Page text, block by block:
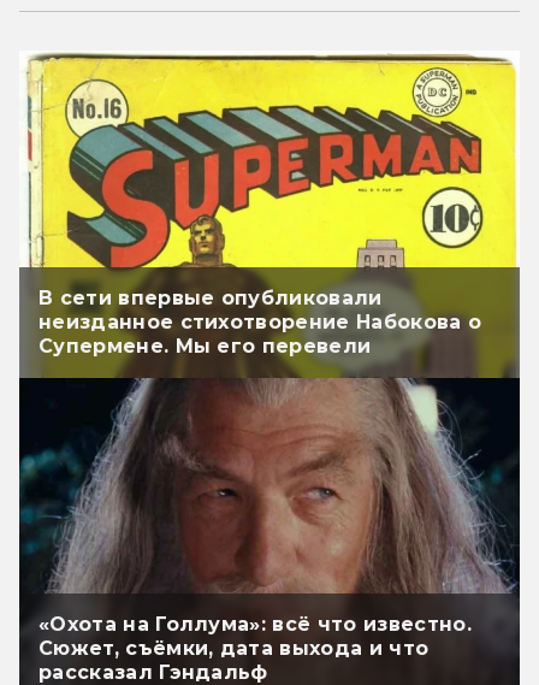
В сети впервые опубликовали
неизданное стихотворение Набокова о
Супермене. Мы его перевели
«Охота на Голлума»: всё что известно.
Сюжет, съёмки, дата выхода и что
рассказал Гэндальф